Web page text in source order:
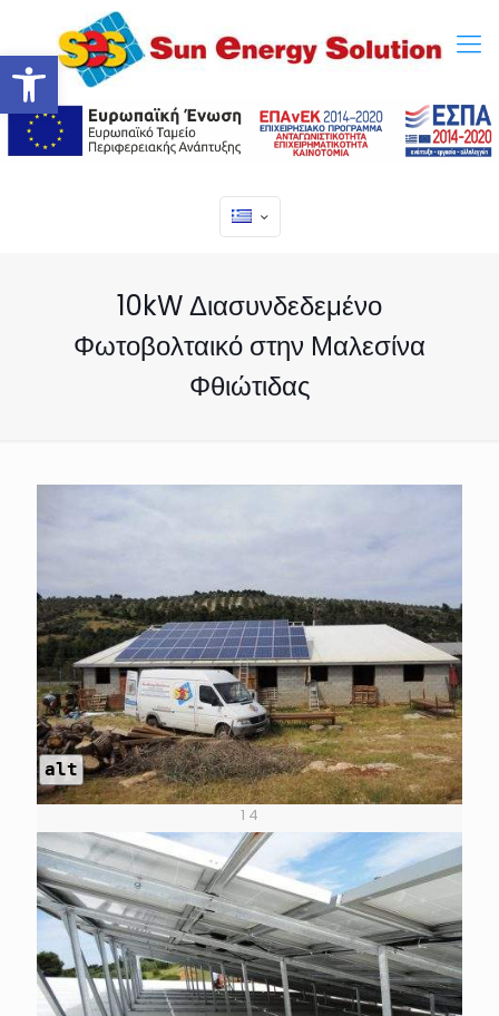
Ανοίξτε τη γραμμή εργαλείων
10kW Διασυνδεδεμένο
Φωτοβολταικό στην Μαλεσίνα
Φθιώτιδας
alt
1 4